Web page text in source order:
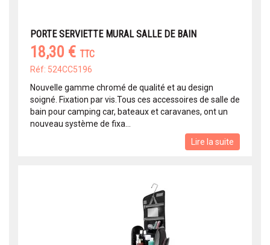
PORTE SERVIETTE MURAL SALLE DE BAIN
18,30 € TTC
Réf: 524CC5196
Nouvelle gamme chromé de qualité et au design
soigné. Fixation par vis.Tous ces accessoires de salle de
bain pour camping car, bateaux et caravanes, ont un
nouveau système de fixa...
Lire la suite